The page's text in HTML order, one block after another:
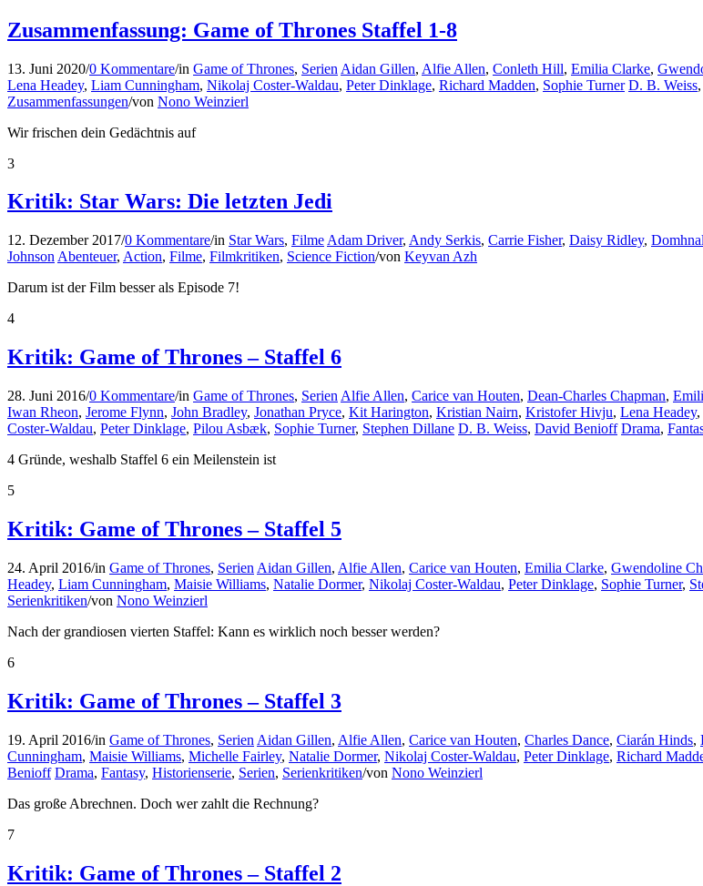
Zusammenfassung: Game of Thrones Staffel 1-8
13. Juni 2020/0 Kommentare/in Game of Thrones, Serien Aidan Gillen, Alfie Allen, Conleth Hill, Emilia Clarke,
Lena Headey, Liam Cunningham, Nikolaj Coster-Waldau, Peter Dinklage, Richard Madden, Sophie Turner D. B. Weiss,
Zusammenfassungen/von Nono Weinzierl
Wir frischen dein Gedächtnis auf
3
Kritik: Star Wars: Die letzten Jedi
12. Dezember 2017/0 Kommentare/in Star Wars, Filme Adam Driver, Andy Serkis, Carrie Fisher, Daisy Ridley,
Johnson Abenteuer, Action, Filme, Filmkritiken, Science Fiction/von Keyvan Azh
Darum ist der Film besser als Episode 7!
4
Kritik: Game of Thrones – Staffel 6
28. Juni 2016/0 Kommentare/in Game of Thrones, Serien Alfie Allen, Carice van Houten, Dean-Charles Chapman,
Iwan Rheon, Jerome Flynn, John Bradley, Jonathan Pryce, Kit Harington, Kristian Nairn, Kristofer Hivju, Lena Headey,
Coster-Waldau, Peter Dinklage, Pilou Asbæk, Sophie Turner, Stephen Dillane D. B. Weiss, David Benioff Drama,
4 Gründe, weshalb Staffel 6 ein Meilenstein ist
5
Kritik: Game of Thrones – Staffel 5
24. April 2016/in Game of Thrones, Serien Aidan Gillen, Alfie Allen, Carice van Houten, Emilia Clarke, Gwendoline
Headey, Liam Cunningham, Maisie Williams, Natalie Dormer, Nikolaj Coster-Waldau, Peter Dinklage, Sophie Turner,
Serienkritiken/von Nono Weinzierl
Nach der grandiosen vierten Staffel: Kann es wirklich noch besser werden?
6
Kritik: Game of Thrones – Staffel 3
19. April 2016/in Game of Thrones, Serien Aidan Gillen, Alfie Allen, Carice van Houten, Charles Dance, Ciarán Hinds,
Cunningham, Maisie Williams, Michelle Fairley, Natalie Dormer, Nikolaj Coster-Waldau, Peter Dinklage, Richard
Benioff Drama, Fantasy, Historienserie, Serien, Serienkritiken/von Nono Weinzierl
Das große Abrechnen. Doch wer zahlt die Rechnung?
7
Kritik: Game of Thrones – Staffel 2